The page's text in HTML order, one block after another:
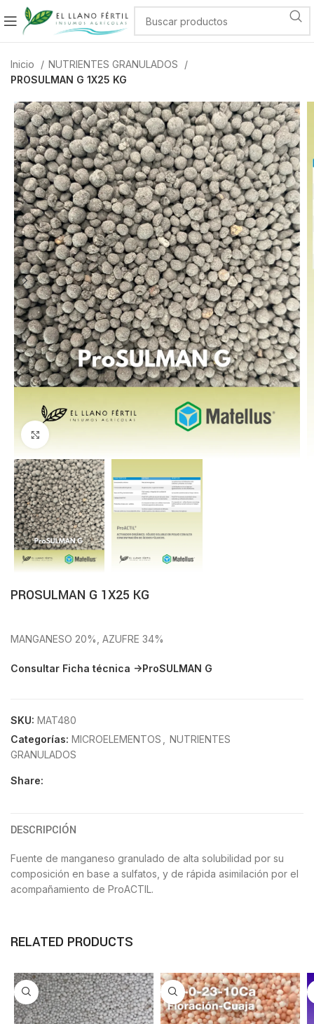
Inicio
NUTRIENTES GRANULADOS
PROSULMAN G 1X25 KG
PROSULMAN G 1X25 KG
MANGANESO 20%, AZUFRE 34%
Consultar Ficha técnica ->ProSULMAN G
SKU: MAT480
Categorías: MICROELEMENTOS
NUTRIENTES
GRANULADOS
Share:
DESCRIPCIÓN
Fuente de manganeso granulado de alta solubilidad por su
composición en base a sulfatos, y de rápida asimilación por el
acompañamiento de ProACTIL.
RELATED PRODUCTS